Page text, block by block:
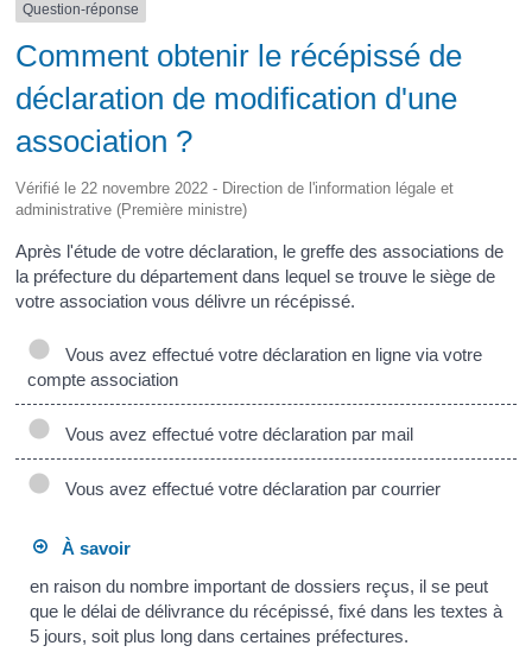
Question-réponse
Comment obtenir le récépissé de
déclaration de modification d'une
association ?
Vérifié le 22 novembre 2022 - Direction de l'information légale et
administrative (Première ministre)
Après l'étude de votre déclaration, le greffe des associations de
la préfecture du département dans lequel se trouve le siège de
votre association vous délivre un récépissé.
Vous avez effectué votre déclaration en ligne via votre
compte association
Vous avez effectué votre déclaration par mail
Vous avez effectué votre déclaration par courrier
À savoir
en raison du nombre important de dossiers reçus, il se peut
que le délai de délivrance du récépissé, fixé dans les textes à
5 jours, soit plus long dans certaines préfectures.